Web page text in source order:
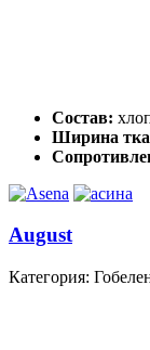
Состав:
Ширина
August
Категория: